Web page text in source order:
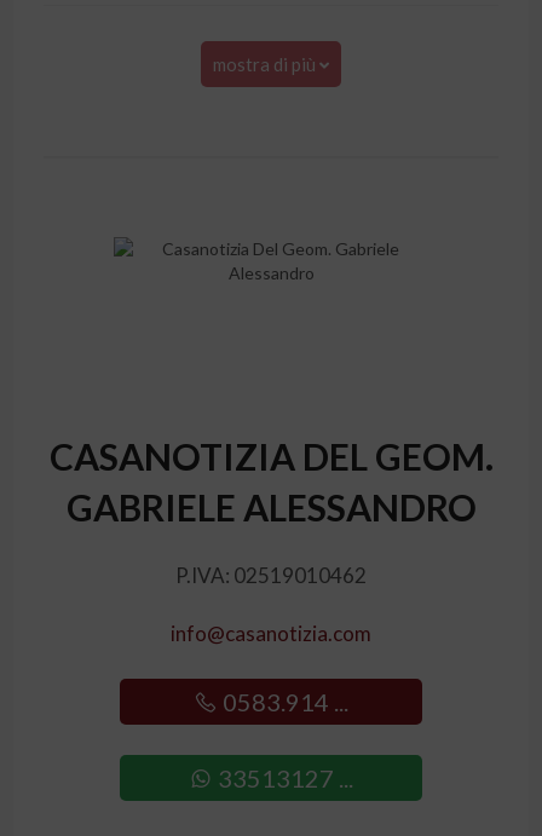
mostra di più
CASANOTIZIA DEL GEOM.
GABRIELE ALESSANDRO
P.IVA: 02519010462
info@casanotizia.com
0583.914 ...
33513127 ...